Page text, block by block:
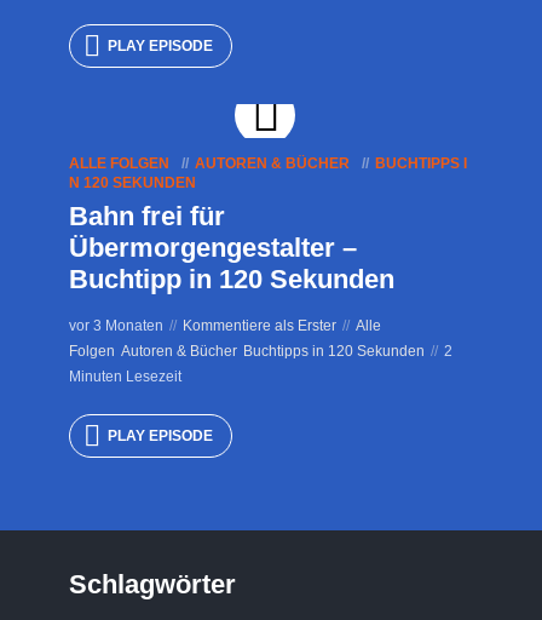
PLAY EPISODE
ALLE FOLGEN AUTOREN & BÜCHER
BUCHTIPPS I
N 120 SEKUNDEN
Bahn frei für
Übermorgengestalter –
Buchtipp in 120 Sekunden
vor 3 Monaten Kommentiere als Erster
Alle
Folgen Autoren & Bücher Buchtipps in 120 Sekunden
2
Minuten Lesezeit
PLAY EPISODE
Schlagwörter